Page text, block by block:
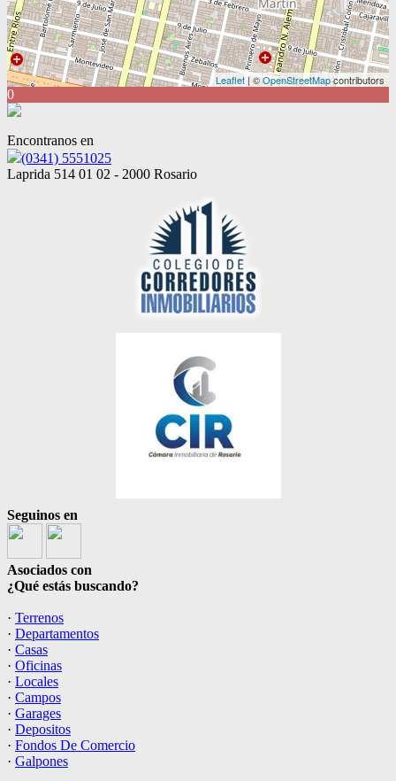
Leaflet | ©OpenStreetMapcontributors
0
Encontranos en
(0341) 5551025
Laprida 514 01 02 - 2000 Rosario
Seguinos en
Asociados con
¿Qué estás buscando?
· Terrenos
· Departamentos
· Casas
· Oficinas
· Locales
· Campos
· Garages
· Depositos
· Fondos De Comercio
· Galpones